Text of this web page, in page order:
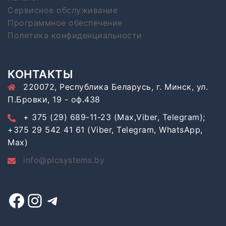
Сервисное обслуживание
Программное обеспечение
Политика конфиденциальности
КОНТАКТЫ
220072, Республика Беларусь, г. Минск, ул.
П.Бровки, 19 - оф.438
+ 375 (29) 689-11-23 (Max,Viber, Telegram);
+375 29 542 41 61 (Viber, Telegram, WhatsApp,
Max)
info@plcsystems.by